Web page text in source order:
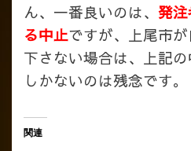
ん、一番良いのは、 発
る中止ですが、上尾市
下さない場合は、上記
しかないのは残念です。
関連